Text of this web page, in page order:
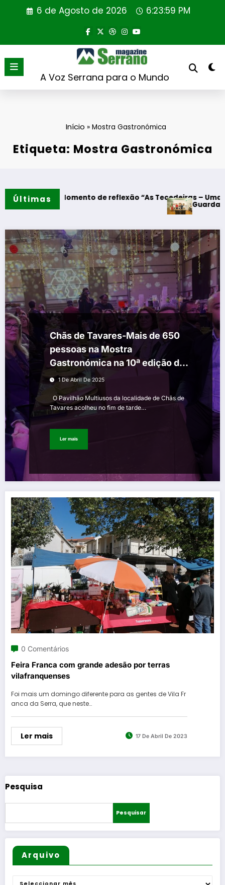
6 de Agosto de 2026 6:24:00 PM
A Voz Serrana para o Mundo
Início » Mostra Gastronómica
Etiqueta: Mostra Gastronómica
Últimas
– Momento de reflexão “As Tecedeiras – Uma Questão de
Guarda –
Chãs de Tavares-Mais de 650
pessoas na Mostra
Gastronómica na 10ª edição da
Feira de Março
1 De Abril De 2025
O Pavilhão Multiusos da localidade de Chãs de
Tavares acolheu no fim de tarde…
Ler mais
0 Comentários
Feira Franca com grande adesão por terras
vilafranquenses
Foi mais um domingo diferente para as gentes de Vila Fr
anca da Serra, que neste…
Ler mais 17 De Abril De 2023
Pesquisa
Pesquisar
Arquivo
Arquivo